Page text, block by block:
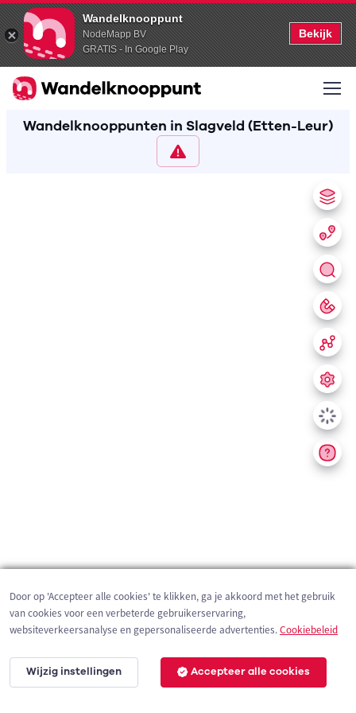
Wandelknooppunt
NodeMapp BV
GRATIS - In Google Play
Bekijk
Wandelknooppunten in Slagveld (Etten-Leur)
200 m
Door op 'Accepteer alle cookies' te klikken, ga je akkoord met het gebruik
van cookies voor een verbeterde gebruikerservaring,
websiteverkeersanalyse en gepersonaliseerde advertenties.Cookiebeleid
Wijzig instellingen Accepteer alle cookies